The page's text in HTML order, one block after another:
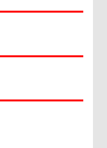
Islamic Centre di
GELAR PASAR